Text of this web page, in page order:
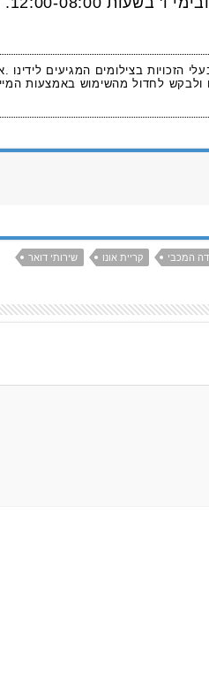
הזכויות בצילומים המגיעים
ולבקש לחדול מהשימוש באמצעות
המכבי קריית אונו שירותי דואר